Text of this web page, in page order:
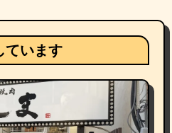
ています